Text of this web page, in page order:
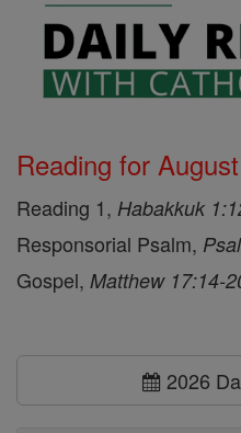
Reading for
Reading 1, Habakkuk
Responsorial Psalm,
Gospel, Matthew 17:14-
2026